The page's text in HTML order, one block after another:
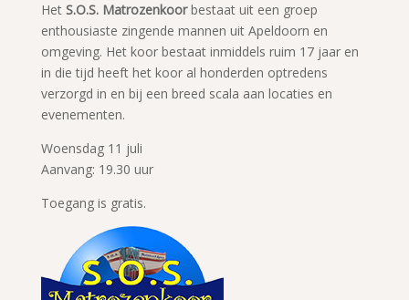
Het S.O.S. Matrozenkoorbestaat uit een groep
enthousiaste zingende mannen uit Apeldoorn en
omgeving. Het koor bestaat inmiddels ruim 17 jaar en
in die tijd heeft het koor al honderden optredens
verzorgd in en bij een breed scala aan locaties en
evenementen.
Woensdag 11 juli
Aanvang: 19.30 uur
Toegang is gratis.